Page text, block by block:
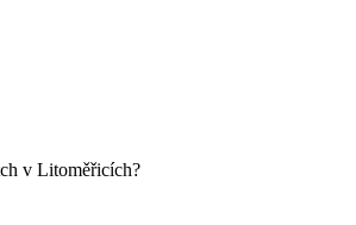
v Litoměřicích?